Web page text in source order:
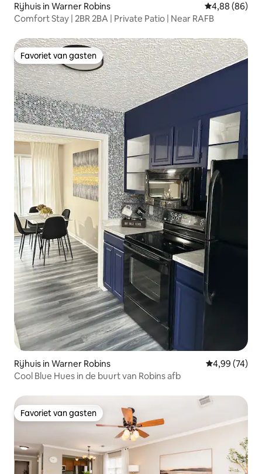
Rijhuis in Warner Robins Gemiddelde
4,88 (86)
Comfort Stay | 2BR 2BA | Private Patio | Near RAFB
Favoriet van gasten
Favoriet van gasten
Rijhuis in Warner Robins Gemiddelde
4,99 (74)
Cool Blue Hues in de buurt van Robins afb
Favoriet van gasten
Favoriet van gasten